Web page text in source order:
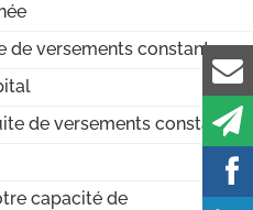
de versements constants
de versements constants
capacité de